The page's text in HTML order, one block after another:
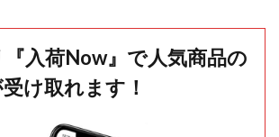
入荷Now』で人気商品の
け取れます！